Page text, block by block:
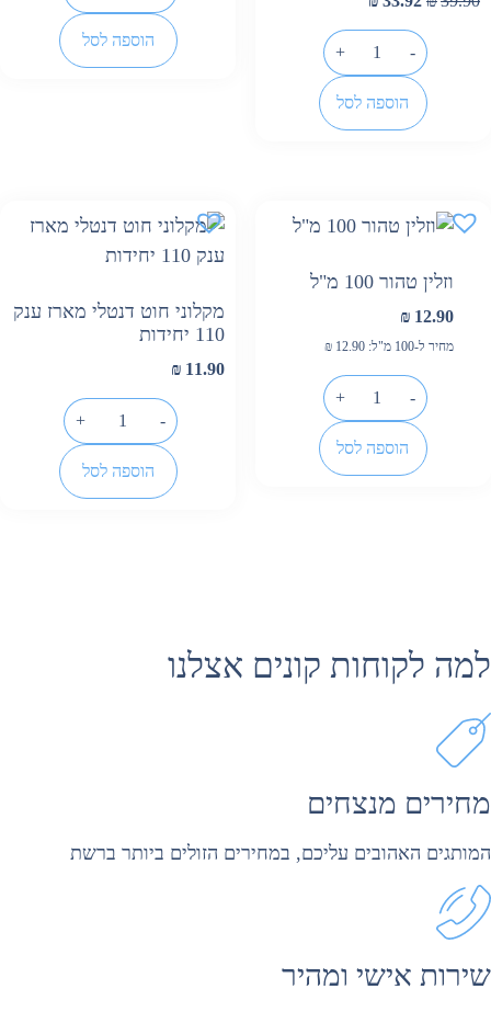
-
+
הוספה לסל
הוספה לסל
וזלין טהור 100 מ"ל
₪ 12.90
מחיר ל-100 מ"ל: ₪ 12.90
-
+
הוספה לסל
מקלוני חוט דנטלי מארז ענק
110 יחידות
₪ 11.90
-
+
הוספה לסל
לקוחות קונים אצלנו
מנצחים
האהובים עליכם, במחירים הזולים ביותר ברשת
אישי ומהיר